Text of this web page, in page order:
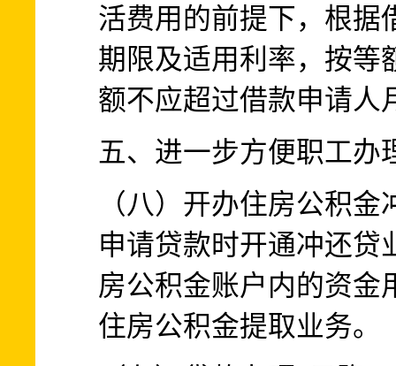
活费用的前提下，根据
期限及适用利率，按等
额不应超过借款申请人
五、进一步方便职工办
（八）开办住房公积
申请贷款时开通冲还贷
房公积金账户内的资金
住房公积金提取业务。